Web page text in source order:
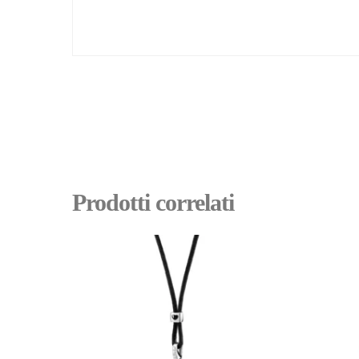
Prodotti correlati